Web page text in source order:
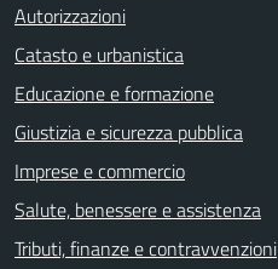
Autorizzazioni
Catasto e urbanistica
Educazione e formazione
Giustizia e sicurezza pubblica
Imprese e commercio
Salute, benessere e assistenza
Tributi, finanze e contravvenzioni